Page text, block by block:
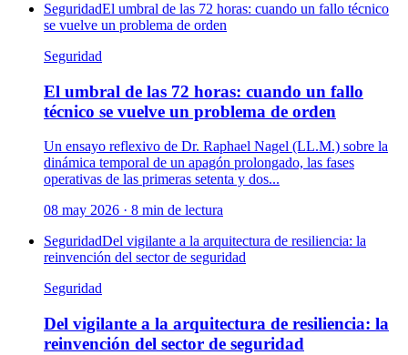
SeguridadEl umbral de las 72 horas: cuando un fallo técnico
se vuelve un problema de orden
Seguridad
El umbral de las 72 horas: cuando un fallo
técnico se vuelve un problema de orden
Un ensayo reflexivo de Dr. Raphael Nagel (LL.M.) sobre la
dinámica temporal de un apagón prolongado, las fases
operativas de las primeras setenta y dos...
08 may 2026 · 8 min de lectura
SeguridadDel vigilante a la arquitectura de resiliencia: la
reinvención del sector de seguridad
Seguridad
Del vigilante a la arquitectura de resiliencia: la
reinvención del sector de seguridad